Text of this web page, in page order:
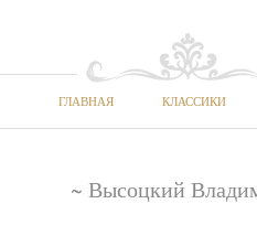
ГЛАВНАЯ КЛАССИКИ
~ Высоцкий